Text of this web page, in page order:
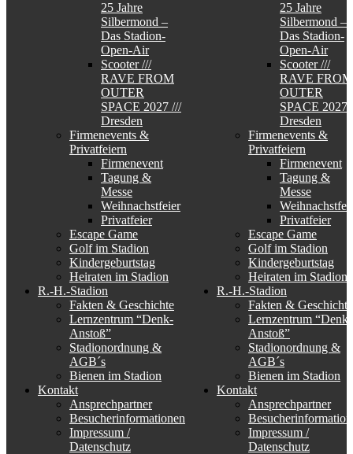
25 Jahre
Silbermond –
Das Stadion-
Open-Air
Scooter ///
RAVE FROM
OUTER
SPACE 2027 ///
Dresden
Firmenevents &
Privatfeiern
Firmenevent
Tagung &
Messe
Weihnachstfeier
Privatfeier
Escape Game
Golf im Stadion
Kindergeburtstag
Heiraten im Stadion
R.-H.-Stadion
Fakten & Geschichte
Lernzentrum “Denk-
Anstoß”
Stadionordnung &
AGB´s
Bienen im Stadion
Kontakt
Ansprechpartner
Besucherinformationen
Impressum /
Datenschutz
25 Jahre
Silbermond –
Das Stadion-
Open-Air
Scooter ///
RAVE FROM
OUTER
SPACE 2027
Dresden
Firmenevents &
Privatfeiern
Firmenevent
Tagung &
Messe
Privatfeier
Escape Game
Golf im Stadion
Kindergeburtstag
Heiraten im Stadion
R.-H.-Stadion
Fakten & Geschichte
Lernzentrum “Denk-
Anstoß”
Stadionordnung &
AGB´s
Bienen im Stadion
Kontakt
Ansprechpartner
Impressum /
Datenschutz